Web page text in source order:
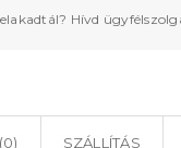
elakadtál? Hívd
SZÁLLÍTÁS